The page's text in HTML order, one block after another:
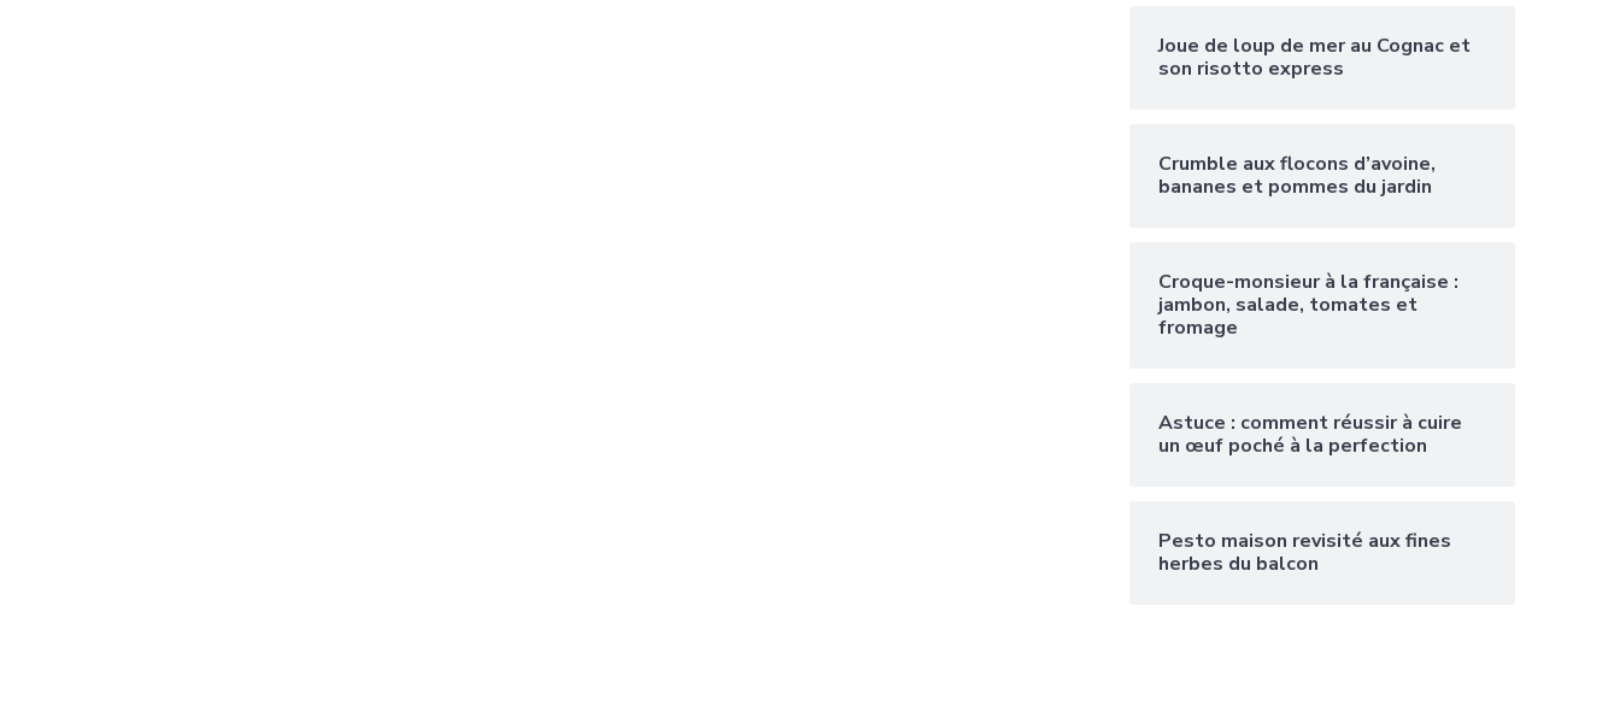
Joue de loup de mer au Cognac et
son risotto express
Crumble aux flocons d’avoine,
bananes et pommes du jardin
Croque-monsieur à la française :
jambon, salade, tomates et
fromage
Astuce : comment réussir à cuire
un œuf poché à la perfection
Pesto maison revisité aux fines
herbes du balcon